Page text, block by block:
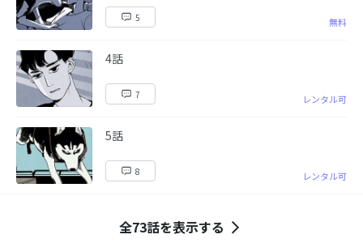
5 無料
4話
7 レンタル可
5話
8 レンタル可
全73話を表示する